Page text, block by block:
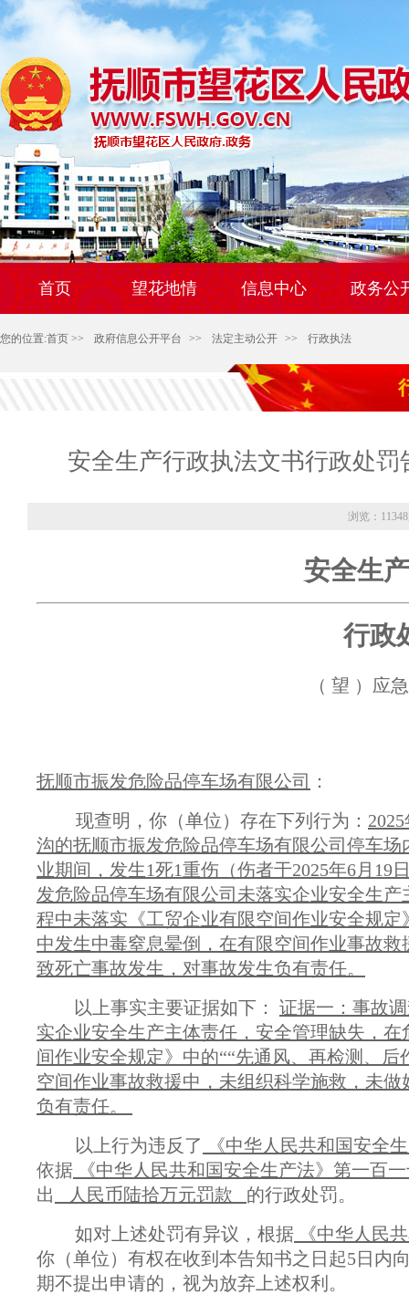
首页 望花地情 信息中心 政务公
您的位置:首页 >> 政府信息公开平台 >> 法定主动公开 >> 行政执法
安全生产行政执法文书行政处罚
浏览：
安全生
行政
（ 望 ）应
抚顺市振发危险品停车场有限公司
：
现查明，你（单位）存在下列行为：
沟的抚顺市振发危险品停车场有限公司停车场
业期间，发生1死1重伤（伤者于2025年6月
发危险品停车场有限公司未落实企业安全生
程中未落实《工贸企业有限空间作业安全规
中发生中毒窒息晕倒，在有限空间作业事故
致死亡事故发生，对事故发生负有责任。
以上事实主要证据如下：
证据一：事故
实企业安全生产主体责任，安全管理缺失，
间作业安全规定》中的““先通风、再检测、
空间作业事故救援中，未组织科学施救，未
负有责任。
以上行为违反了
《中华人民共和国安全
依据
《中华人民共和国安全生产法》 第一百
出
人民币陆拾万元罚款
的行政处罚。
如对上述处罚有异议，根据 《中华人民
你（单位）有权在收到本告知书之日起5日内
期不提出申请的，视为放弃上述权利。